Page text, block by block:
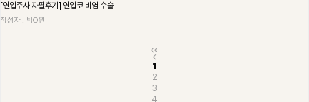
[연입주사 자필후기] 연입코 비염 수술
작성자 : 박O원
1
2
3
4